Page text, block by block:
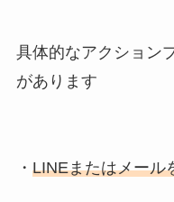
具体的なアクション
があります
・ LINEまたはメール